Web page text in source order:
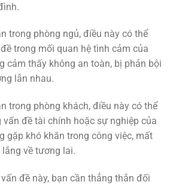
trong phòng ngủ, điều này có thể
trong mối quan hệ tình cảm của
cảm thấy không an toàn, bị phản bội
lẫn nhau.
trong phòng khách, điều này có thể
vấn đề tài chính hoặc sự nghiệp của
gặp khó khăn trong công việc, mất
về tương lai.
đề này, bạn cần thẳng thắn đối